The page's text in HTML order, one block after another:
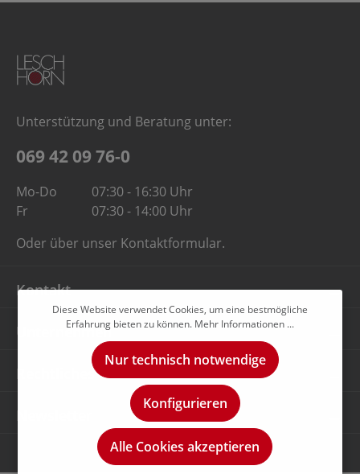
Unterstützung und Beratung unter:
069 42 09 76-0
Mo-Do
07:30 - 16:30 Uhr
Fr
07:30 - 14:00 Uhr
Oder über unser Kontaktformular.
Kontakt
Unternehmen
Rechtliches
Diese Website verwendet Cookies, um eine bestmögliche
Erfahrung bieten zu können. Mehr Informationen ...
Nur technisch notwendige
Konfigurieren
Alle Cookies akzeptieren